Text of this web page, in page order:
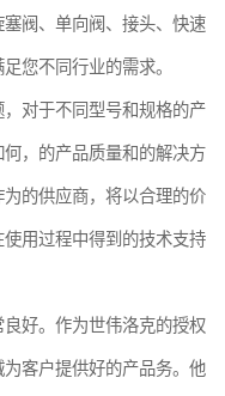
阀、单向阀、接头、快速
您不同行业的需求。
对于不同型号和规格的产
，的产品质量和的解决方
的供应商，将以合理的价
用过程中得到的技术支持
好。作为世伟洛克的授权
客户提供好的产品务。他